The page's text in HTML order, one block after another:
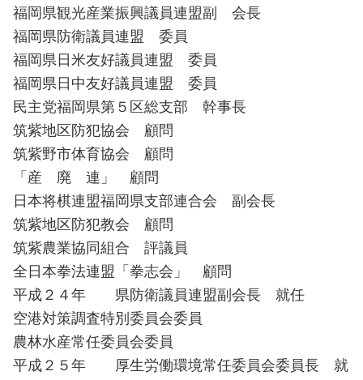
福岡県観光産業振興議員連盟副 会長
福岡県防衛議員連盟 委員
福岡県日米友好議員連盟 委員
福岡県日中友好議員連盟 委員
民主党福岡県第５区総支部 幹事長
筑紫地区防犯協会 顧問
筑紫野市体育協会 顧問
「産 廃 連」 顧問
日本将棋連盟福岡県支部連合会 副会長
筑紫地区防犯教会 顧問
筑紫農業協同組合 評議員
全日本拳法連盟「拳志会」 顧問
平成２４年 県防衛議員連盟副会長 就任
空港対策調査特別委員会委員
農林水産常任委員会委員
平成２５年 厚生労働環境常任委員会委員長 就